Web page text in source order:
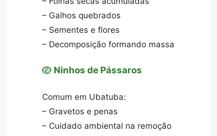
– Galhos quebrados
– Sementes e flores
– Decomposição formando massa
🪺 Ninhos de Pássaros
Comum em Ubatuba:
– Gravetos e penas
– Cuidado ambiental na remoção